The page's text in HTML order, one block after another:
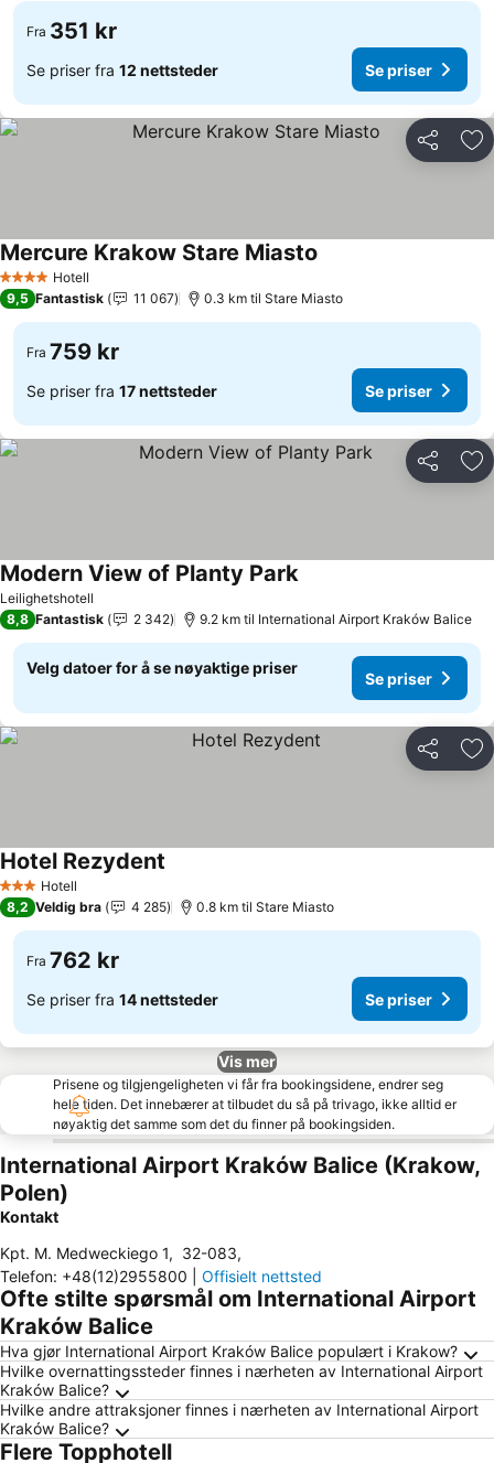
Fra 351 kr
Se priser fra 12 nettsteder Se priser
Del
4 StjernerHotell
Mercure Krakow Stare Miasto
9,5 Fantastisk 11 067 0.3 km til Stare Miasto
Fra 759 kr
Se priser fra 17 nettsteder Se priser
Del
Leilighetshotell
Modern View of Planty Park
8,8 Fantastisk 2 342 9.2 km til International Airport Kraków Balice
Velg datoer for å se nøyaktige priser
Se priser
Del
3 StjernerHotell
Hotel Rezydent
8,2 Veldig bra 4 285 0.8 km til Stare Miasto
Fra 762 kr
Se priser fra 14 nettsteder Se priser
Vis mer
Prisene og tilgjengeligheten vi får fra bookingsidene, endrer seg
hele tiden. Det innebærer at tilbudet du så på trivago, ikke alltid er
nøyaktig det samme som det du finner på bookingsiden.
International Airport Kraków Balice (Krakow,
Polen)
Kontakt
Kpt. M. Medweckiego 1, 32-083,
Telefon: +48(12)2955800 Offisielt nettsted
Ofte stilte spørsmål om International Airport
Kraków Balice
Hva gjør International Airport Kraków Balice populært i Krakow?
Hvilke overnattingssteder finnes i nærheten av International Airport
Kraków Balice?
Hvilke andre attraksjoner finnes i nærheten av International Airport
Kraków Balice?
Flere Topphotell